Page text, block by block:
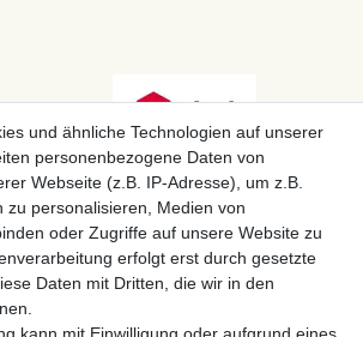
und ähnliche Technologien auf unserer
personenbezogene Daten von
Webseite (z.B. IP-Adresse), um z.B.
zu personalisieren, Medien von
oder Zugriffe auf unsere Website zu
erfolgt erst durch gesetzte
Daten mit Dritten, die wir in den